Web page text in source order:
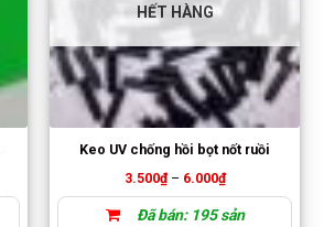
HẾT HÀNG
Keo UV chống hồi bọt nốt ruồi
3.500₫ – 6.000₫Khoảng
giá:
từ
3.500₫
Đã bán: 195 sản